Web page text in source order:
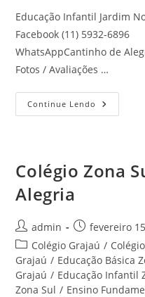
Educação Infantil Jardim
Facebook (11) 5932-
WhatsAppCantinho de
Fotos / Avaliações …
Continue Lendo Educação
Infantil
Cantinho
De
Colégio Zona
Alegria
Autor
do
post:
admin
Post
publicado:
fevereiro
Categoria
do
post:
Colégio Grajaú /
Grajaú / Educação Básica
Grajaú / Educação Infantil
Zona Sul / Ensino